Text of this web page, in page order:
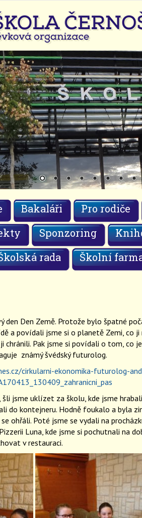
Bakaláři Pro rodiče
Sponzoring
rada Školní
den Den Země. Protože bylo špatné
a povídali jsme si o planetě Zemi, co ji
chránili. Pak jsme si povídali o tom, co
známý švédský futurolog.
cirkularni-ekonomika-futurolog-
jsme uklízet za školu, kde jsme
do kontejneru. Hodně foukalo a byla
ohřáli. Poté jsme se vydali na
Luna, kde jsme si pochutnali na
v restauraci.